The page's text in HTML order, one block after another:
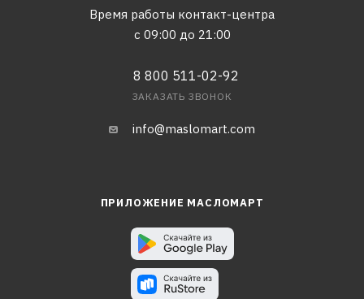
Время работы контакт-центра
с 09:00 до 21:00
8 800 511-02-92
ЗАКАЗАТЬ ЗВОНОК
info@maslomart.com
ПРИЛОЖЕНИЕ МАСЛОМАРТ